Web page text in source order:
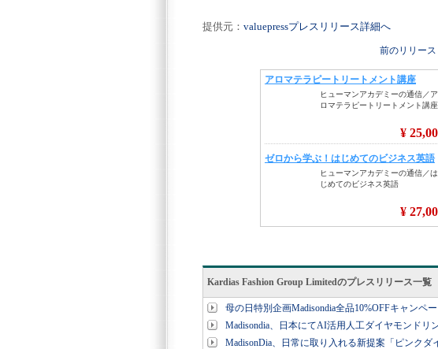
提供元： valuepressプレスリリース詳細へ
前のリリース
Kardias Fashion Group Limitedのプレスリリース一覧
母の日特別企画Madisondia全品10%OFFキャンペ
Madisondia、日本にてAI活用人工ダイヤモンドリ
MadisonDia、日常に取り入れる新提案「ピンク